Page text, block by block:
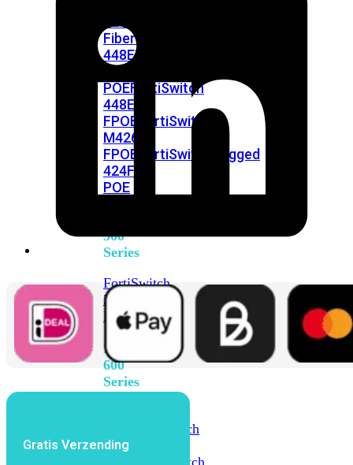
FiberFortiSwitch
448EFortiSwitch
POEFortiSwitch
448E-
FPOE
FortiSwitch
M426E-
FPOE
FortiSwitchRugged
424F-
POE
500
Series
FortiSwitch
548D-
FPOE
FortiSwitch
600
Series
FortiSwitch
624F-
FortiSwitch
Gratis Verzending